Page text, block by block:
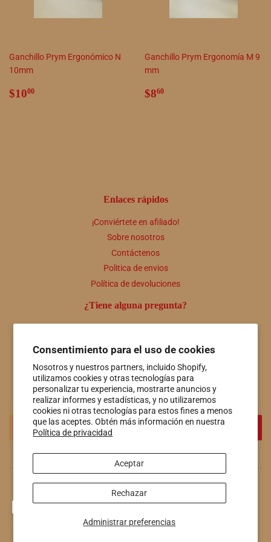
Consentimiento para el uso de cookies
Nosotros y nuestros partners, incluido Shopify,
utilizamos cookies y otras tecnologías para
personalizar tu experiencia, mostrarte anuncios y
realizar informes y estadísticas, y no utilizaremos
cookies ni otras tecnologías para estos fines a menos
que las aceptes. Obtén más información en nuestra
Política de privacidad
Administrar preferencias
Aceptar
Rechazar
Ganchillo Prym Ergonómico N
10mm
Precio
$1000
Ganchillo Prym Ergonomía M 9
mm
Precio
$860
Enlaces rápidos
¡Conviértete en afiliado!
Sobre nosotros
Contáctenos
Politica de envios
Política de devoluciones
¿Tiene alguna pregunta?
Boletin informativo
Promociones, nuevos productos y ventas. Directamente a tu
bandeja de entrada.
Correo
electrónico
© 2026Hot Springs Fiber Co. Tecnología de Shopify
Métodos
de